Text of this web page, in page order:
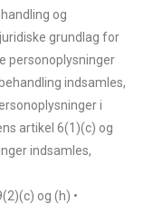
og
grundlag for
personoplysninger
indsamles,
i
artikel 6(1)(c) og
indsamles,
og (h) •